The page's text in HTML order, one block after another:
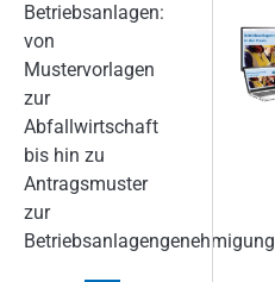
Betriebsanlagen:
von
Mustervorlagen
zur
Abfallwirtschaft
bis hin zu
Antragsmuster
zur
Betriebsanlagengenehmigung